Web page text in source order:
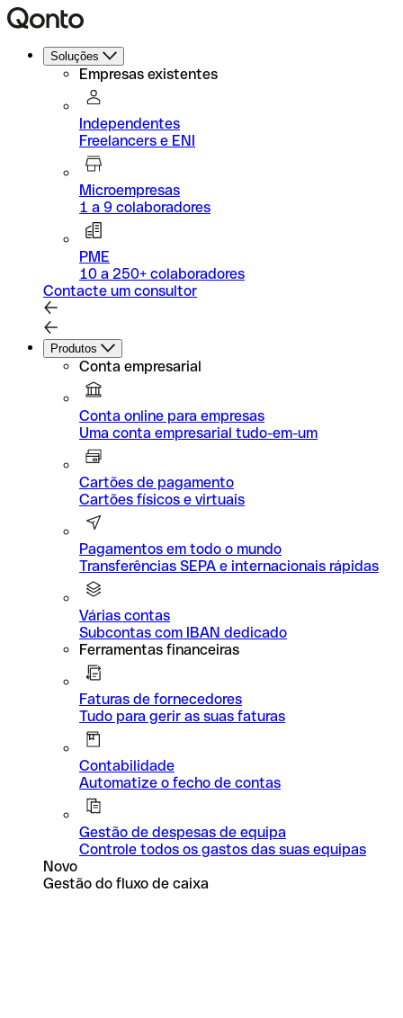
Soluções
Empresas existentes
Independentes
Freelancers e ENI
Microempresas
1 a 9 colaboradores
PME
10 a 250+ colaboradores
Contacte um consultor
Produtos
Conta empresarial
Conta online para empresas
Uma conta empresarial tudo-em-um
Cartões de pagamento
Cartões físicos e virtuais
Pagamentos em todo o mundo
Transferências SEPA e internacionais rápidas
Várias contas
Subcontas com IBAN dedicado
Ferramentas financeiras
Faturas de fornecedores
Tudo para gerir as suas faturas
Contabilidade
Automatize o fecho de contas
Gestão de despesas de equipa
Controle todos os gastos das suas equipas
Novo
Gestão do fluxo de caixa